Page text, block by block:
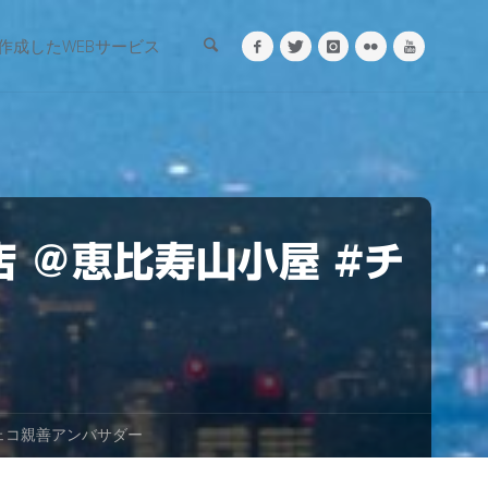
成したWEBサービス
＠恵比寿山小屋 #チ
親善アンバサダー